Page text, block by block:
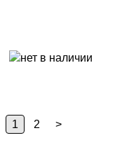
1 2 >